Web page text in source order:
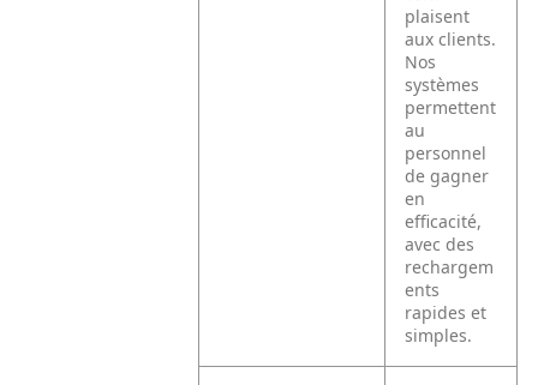
plaisent
aux clients.
Nos
systèmes
permettent
au
personnel
de gagner
en
efficacité,
avec des
rechargem
ents
rapides et
simples.